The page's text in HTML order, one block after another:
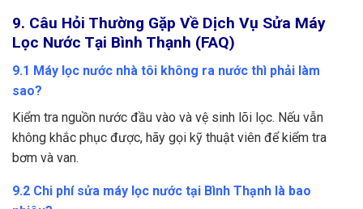
9. Câu Hỏi Thường Gặp Về Dịch Vụ Sửa Máy
Lọc Nước Tại Bình Thạnh (FAQ)
9.1 Máy lọc nước nhà tôi không ra nước thì phải làm
sao?
Kiểm tra nguồn nước đầu vào và vệ sinh lõi lọc. Nếu vẫn
không khắc phục được, hãy gọi kỹ thuật viên để kiểm tra
bơm và van.
9.2 Chi phí sửa máy lọc nước tại Bình Thạnh là bao